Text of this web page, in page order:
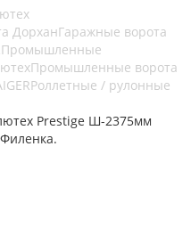
ДорханГаражные ворота
Промышленные
Промышленные ворота
Роллетные / рулонные
Prestige Ш-2375мм